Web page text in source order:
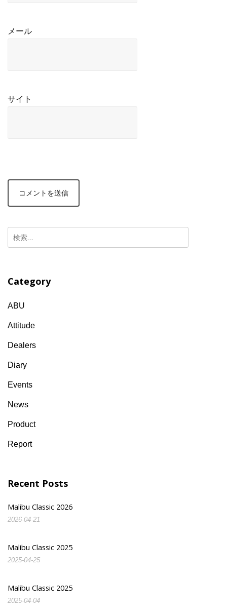
メール
サイト
検
索:
Category
ABU
Attitude
Dealers
Diary
Events
News
Product
Report
Recent Posts
Malibu Classic 2026
2026-04-21
Malibu Classic 2025
2025-04-25
Malibu Classic 2025
2025-04-04